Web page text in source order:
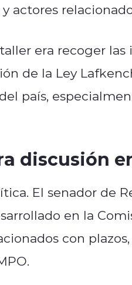
actores
era recoger
de la Ley
país,
discusión
El senador de
en la
con